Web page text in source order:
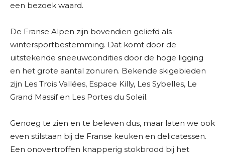
een bezoek waard.
De Franse Alpen zijn bovendien geliefd als
wintersportbestemming. Dat komt door de
uitstekende sneeuwcondities door de hoge ligging
en het grote aantal zonuren. Bekende skigebieden
zijn Les Trois Vallées, Espace Killy, Les Sybelles, Le
Grand Massif en Les Portes du Soleil.
Genoeg te zien en te beleven dus, maar laten we ook
even stilstaan bij de Franse keuken en delicatessen.
Een onovertroffen knapperig stokbrood bij het